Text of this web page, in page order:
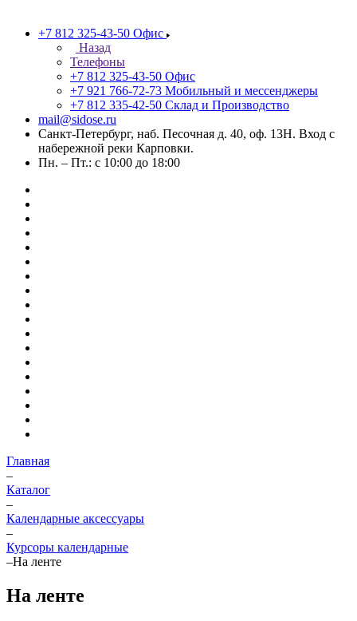
+7 812 325-43-50 Офис
Назад
Телефоны
+7 812 325-43-50 Офис
+7 921 766-72-73 Мобильный и мессенджеры
+7 812 335-42-50 Склад и Производство
mail@sidose.ru
Санкт-Петербург, наб. Песочная д. 40, оф. 13Н. Вход с
набережной реки Карповки.
Пн. – Пт.: с 10:00 до 18:00
Главная
–
Каталог
–
Календарные аксессуары
–
Курсоры календарные
–На ленте
На ленте